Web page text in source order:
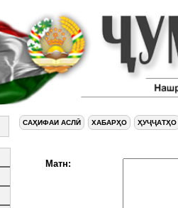
САҲИФАИ АСЛӢ ХАБАРҲО ҲУҶҶАТҲО
Матн: